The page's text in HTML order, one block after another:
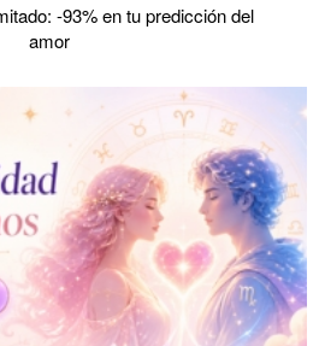
-93% en tu predicción del
amor